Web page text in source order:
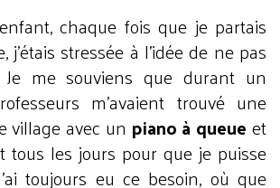
chaque fois que je partais
j’étais stressée à l’idée de ne pas
Je me souviens que durant un
m’avaient trouvé une
village avec un piano à queueet
tous les jours pour que je puisse
toujours eu ce besoin, où que